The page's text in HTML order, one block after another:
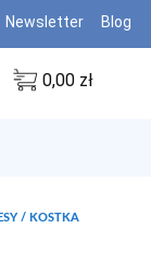
Newsletter Blog
0,00 zł
/ KOSTKA